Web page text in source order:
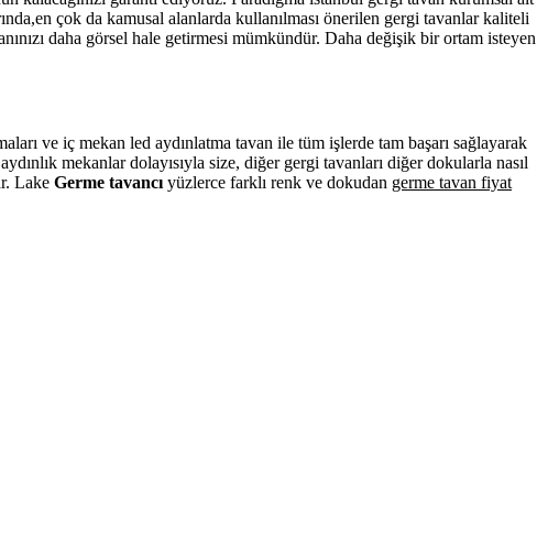
çok da kamusal alanlarda kullanılması önerilen gergi tavanlar kaliteli
daha görsel hale getirmesi mümkündür. Daha değişik bir ortam isteyen
ve iç mekan led aydınlatma tavan ile tüm işlerde tam başarı sağlayarak
mekanlar dolayısıyla size, diğer gergi tavanları diğer dokularla nasıl
Lake Germe tavancı yüzlerce farklı renk ve dokudan germe tavan fiyat